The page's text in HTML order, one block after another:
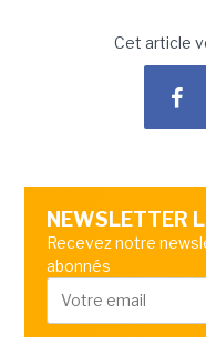
Cet article
NEWSLETTER
Recevez notre
abonnés